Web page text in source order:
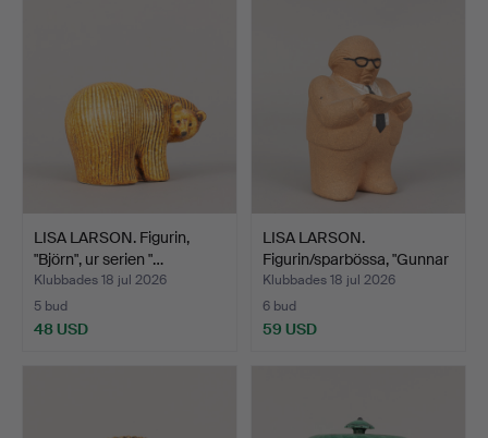
LISA LARSON. Figurin,
"Björn", ur serien "…
Klubbades 18 jul 2026
5 bud
48 USD
LISA LARSON.
Figurin/sparbössa, "Gunnar
St…
Klubbades 18 jul 2026
6 bud
59 USD